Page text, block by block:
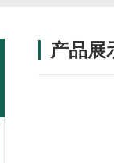
产品展